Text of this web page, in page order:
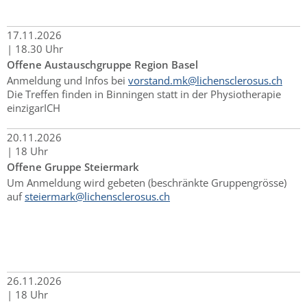
17.11.2026
| 18.30 Uhr
Offene Austauschgruppe Region Basel
Anmeldung und Infos bei vorstand.mk@lichensclerosus.ch
Die Treffen finden in Binningen statt in der Physiotherapie
einzigarICH
20.11.2026
| 18 Uhr
Offene Gruppe Steiermark
Um Anmeldung wird gebeten (beschränkte Gruppengrösse)
aufsteiermark@lichensclerosus.ch
26.11.2026
| 18 Uhr